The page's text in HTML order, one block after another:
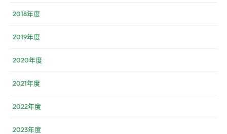
2018年度
2019年度
2020年度
2021年度
2022年度
2023年度